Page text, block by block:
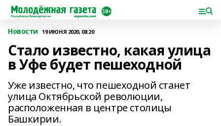
Новости 19 ИЮНЯ 2020, 08:20
Стало известно, какая улица
в Уфе будет пешеходной
Уже известно, что пешеходной станет
улица Октябрьской революции,
расположенная в центре столицы
Башкирии.